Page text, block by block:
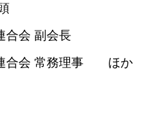
副会長
務理事 ほか